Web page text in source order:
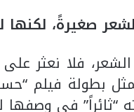
صغيرةً،
فلا نعثر
“ثائراً” في